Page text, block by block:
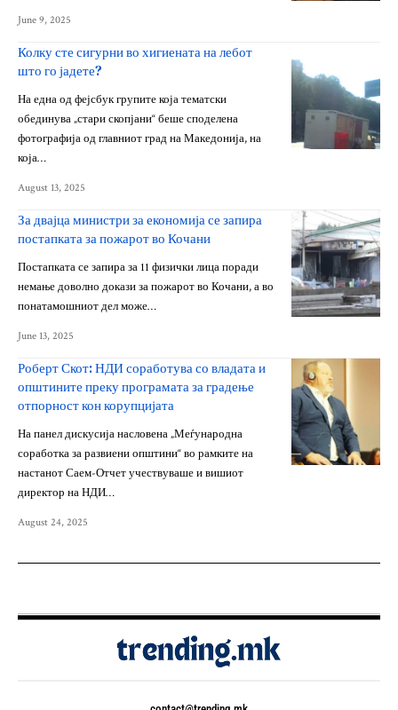
June 9, 2025
Колку сте сигурни во хигиената на лебот
што го јадете?
На една од фејсбук групите која тематски
обединува „стари скопјани“ беше споделена
фотографија од главниот град на Македонија, на
која…
August 13, 2025
За двајца министри за економија се запира
постапката за пожарот во Кочани
Постапката се запира за 11 физички лица поради
немање доволно докази за пожарот во Кочани, а во
понатамошниот дел може…
June 13, 2025
Роберт Скот: НДИ соработува со владата и
општините преку програмата за градење
отпорност кон корупцијата
На панел дискусија насловена „Меѓународна
соработка за развиени општини“ во рамките на
настанот Саем-Отчет учествуваше и вишиот
директор на НДИ…
August 24, 2025